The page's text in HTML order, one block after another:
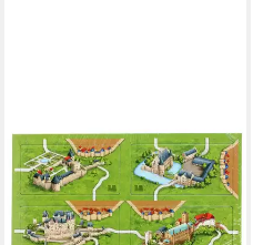
HANS IM GLÜCK
Spiel Carcassonne Burgen in
Deutschland Promo Mini
DE/EN
6,99 €